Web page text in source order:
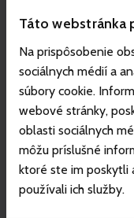
Táto webstránka
Na prispôsobenie
sociálnych médií a
súbory cookie.
webové stránky,
oblasti sociálnych
môžu príslušné
ktoré ste im poskytli
používali ich služby.